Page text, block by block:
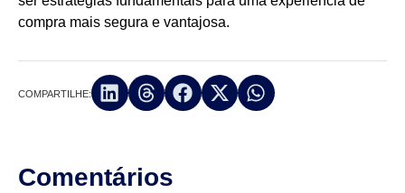
compra mais segura e vantajosa.
COMPARTILHE:
Comentários